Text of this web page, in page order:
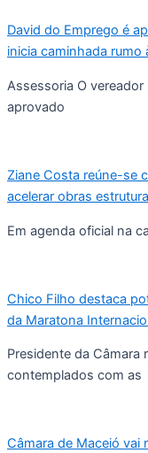
David do Emprego é
inicia caminhada rumo
Assessoria O
aprovado
Ziane Costa reúne-se
acelerar obras
Em agenda oficial na
Chico Filho destaca
da Maratona
Presidente da Câmara
contemplados com as
Câmara de Maceió vai